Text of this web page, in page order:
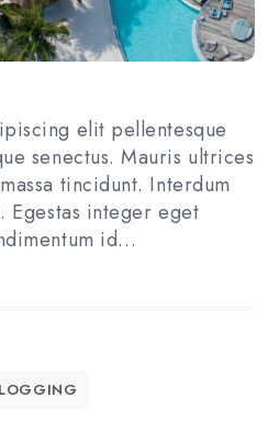
elit pellentesque
senectus. Mauris ultrices
tincidunt. Interdum
Egestas integer eget
id…